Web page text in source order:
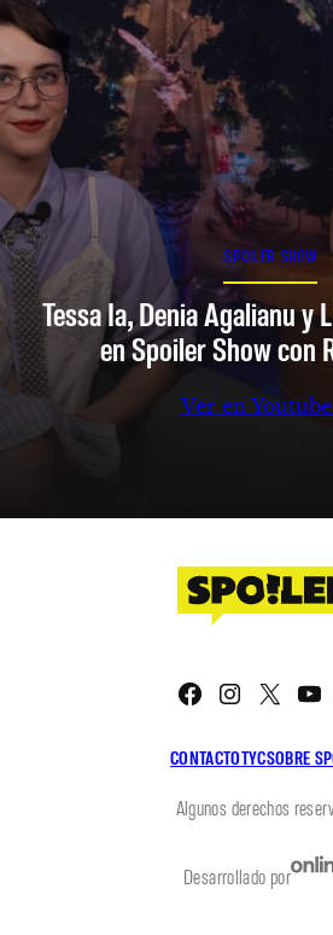
SPOILER SHOW
Tessa Ia, Denia Agalianu y
en Spoiler Show con
Ver en Youtube
CONTACTOTYCSOBRE
Facebook
X
Algunos derechos
Desarrollado por